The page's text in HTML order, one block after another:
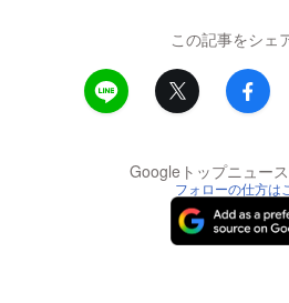
この記事をシェ
Googleトップニュー
フォローの仕方は